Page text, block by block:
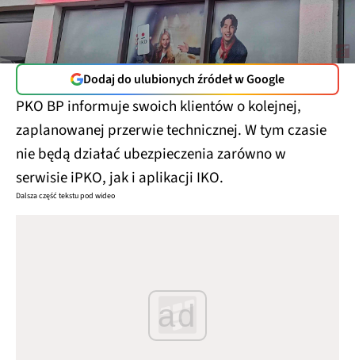
Dodaj do ulubionych źródeł w Google
PKO BP informuje swoich klientów o kolejnej,
zaplanowanej przerwie technicznej. W tym czasie
nie będą działać ubezpieczenia zarówno w
serwisie iPKO, jak i aplikacji IKO.
Dalsza część tekstu pod wideo
ad